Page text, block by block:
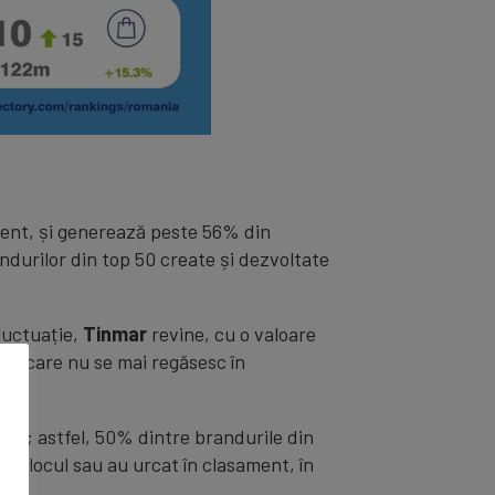
și generează peste 56% din
din top 50 create și dezvoltate
Tinmar revine, cu o valoare
care nu se mai regăsesc în
astfel, 50% dintre brandurile din
locul sau au urcat în clasament, în